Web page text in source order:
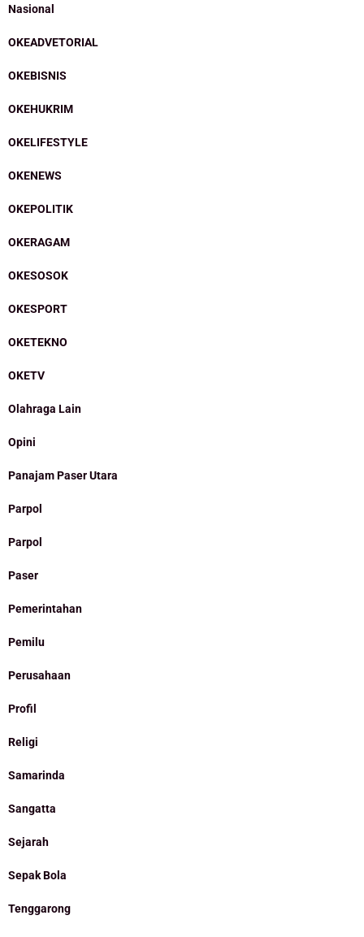
Nasional
OKEADVETORIAL
OKEBISNIS
OKEHUKRIM
OKELIFESTYLE
OKENEWS
OKEPOLITIK
OKERAGAM
OKESOSOK
OKESPORT
OKETEKNO
OKETV
Olahraga Lain
Opini
Panajam Paser Utara
Parpol
Parpol
Paser
Pemerintahan
Pemilu
Perusahaan
Profil
Religi
Samarinda
Sangatta
Sejarah
Sepak Bola
Tenggarong